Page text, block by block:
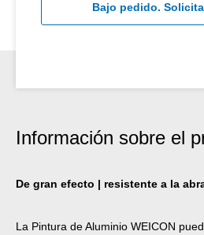
Bajo pedido.
Información sobre el
De gran efecto | resistente a la
La Pintura de Aluminio WEICON